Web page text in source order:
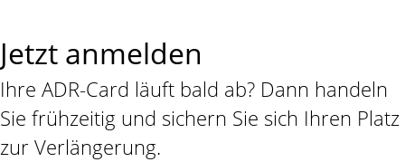
Jetzt anmelden
Ihre ADR-Card läuft bald ab? Dann handeln
Sie frühzeitig und sichern Sie sich Ihren Platz
zur Verlängerung.